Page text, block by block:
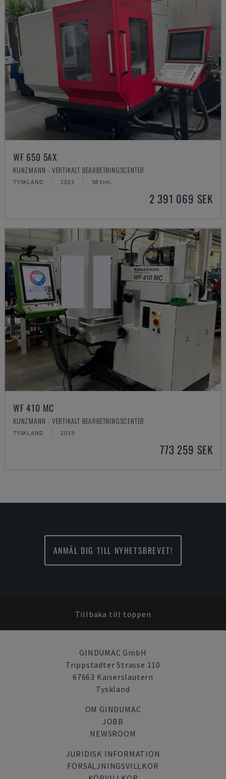
WF 650 5AX
KUNZMANN - VERTIKALT BEARBETNINGSCENTER
TYSKLAND 2025 58 tim.
2 391 069 SEK
WF 410 MC
KUNZMANN - VERTIKALT BEARBETNINGSCENTER
TYSKLAND 2019
773 259 SEK
ANMÄL DIG TILL NYHETSBREVET!
Tillbaka till toppen
GINDUMAC GmbH
Trippstadter Strasse 110
67663 Kaiserslautern
Tyskland
OM GINDUMAC
JOBB
NEWSROOM
JURIDISK INFORMATION
FÖRSÄLJNINGSVILLKOR